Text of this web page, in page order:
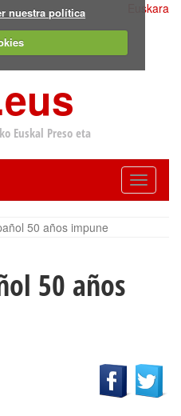
nuestra política
Euskal Preso eta
Toggle
Euskara
50 años impune
50 años